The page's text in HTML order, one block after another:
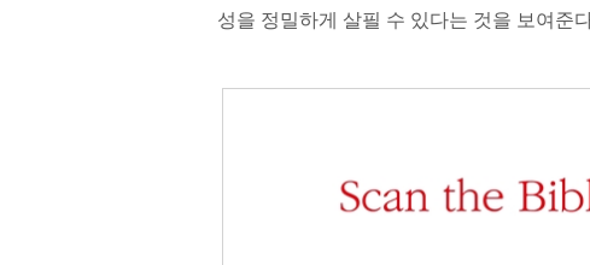
성을 정밀하게 살필 수 있다는 것을 보여준